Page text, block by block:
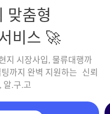
맞춤형
비스 🚀
지 시장사입, 물류대행까
까지 완벽 지원하는 신뢰
알.구.고